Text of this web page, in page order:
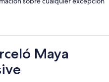
Maya